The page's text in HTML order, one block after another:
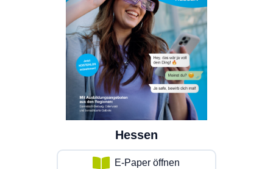
Hessen
E-Paper öffnen